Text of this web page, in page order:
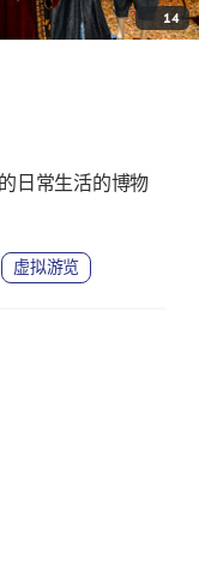
14
日常生活的博物
虚拟游览